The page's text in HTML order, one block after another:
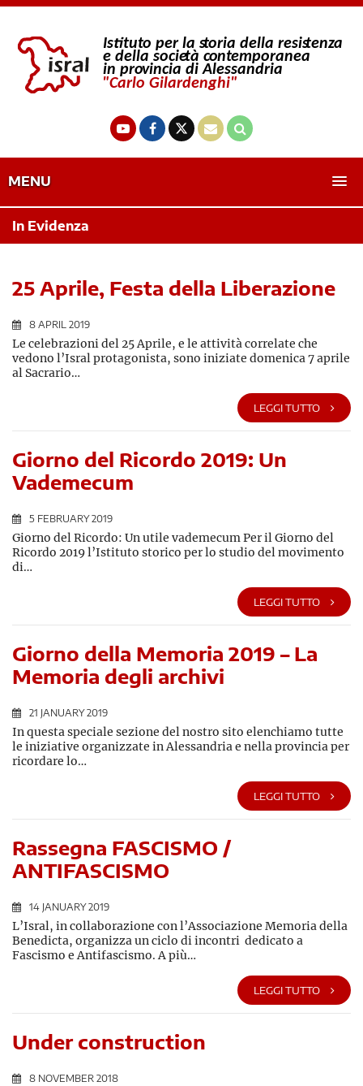
MENU
In Evidenza
25 Aprile, Festa della Liberazione
8 APRIL 2019
Le celebrazioni del 25 Aprile, e le attività correlate che
vedono l’Isral protagonista, sono iniziate domenica 7 aprile
al Sacrario…
LEGGI TUTTO
Giorno del Ricordo 2019: Un
Vademecum
5 FEBRUARY 2019
Giorno del Ricordo: Un utile vademecum Per il Giorno del
Ricordo 2019 l’Istituto storico per lo studio del movimento
di…
LEGGI TUTTO
Giorno della Memoria 2019 – La
Memoria degli archivi
21 JANUARY 2019
In questa speciale sezione del nostro sito elenchiamo tutte
le iniziative organizzate in Alessandria e nella provincia per
ricordare lo…
LEGGI TUTTO
Rassegna FASCISMO /
ANTIFASCISMO
14 JANUARY 2019
L’Isral, in collaborazione con l’Associazione Memoria della
Benedicta, organizza un ciclo di incontri dedicato a
Fascismo e Antifascismo. A più…
LEGGI TUTTO
Under construction
8 NOVEMBER 2018